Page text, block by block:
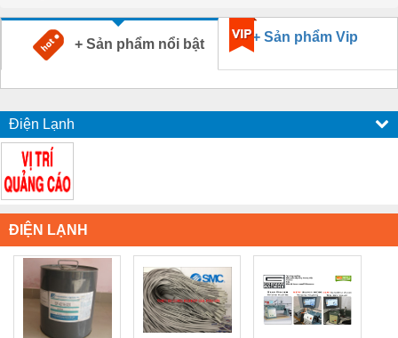
+ Sản phẩm nổi bật + Sản phẩm Vip
Điện Lạnh
ĐIỆN LẠNH